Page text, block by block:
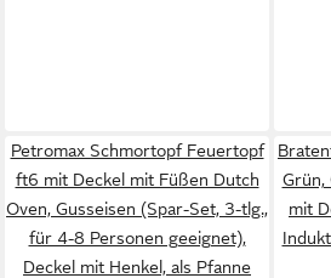
Petromax Schmortopf Feuertopf
ft6 mit Deckel mit Füßen Dutch
Oven, Gusseisen (Spar-Set, 3-tlg.,
für 4-8 Personen geeignet),
Deckel mit Henkel, als Pfanne
Grün,
mit